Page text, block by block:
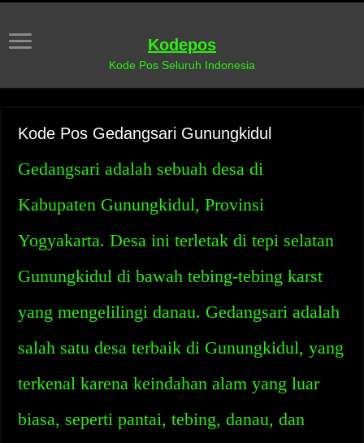
Kodepos
Kode Pos Seluruh Indonesia
Kode Pos Gedangsari Gunungkidul
Gedangsari adalah sebuah desa di
Kabupaten Gunungkidul, Provinsi
Yogyakarta. Desa ini terletak di tepi selatan
Gunungkidul di bawah tebing-tebing karst
yang mengelilingi danau. Gedangsari adalah
salah satu desa terbaik di Gunungkidul, yang
terkenal karena keindahan alam yang luar
biasa, seperti pantai, tebing, danau, dan